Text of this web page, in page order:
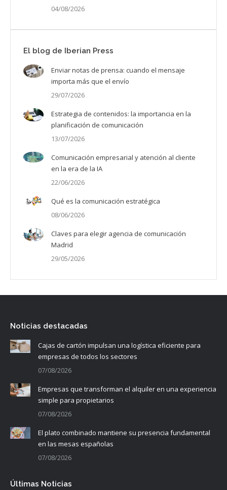
04/08/2026
El blog de Iberian Press
Enviar notas de prensa: cuando el mensaje
importa más que el envío
29/07/2026
Estrategia de contenidos: la importancia en la
planificación de comunicación
13/07/2026
Comunicación empresarial y atención al cliente
en la era de la IA
22/06/2026
Qué es la comunicación estratégica
08/06/2026
Claves para elegir agencia de comunicación
Madrid
29/05/2026
Noticias destacadas
Cajas de cartón impulsan una logística eficiente para
empresas de todos los sectores
07/08/2026
Empresas que transforman el alquiler en una experiencia
simple para propietarios
07/08/2026
El plato combinado mantiene su presencia fundamental
en las mesas españolas
07/08/2026
Últimas Noticias